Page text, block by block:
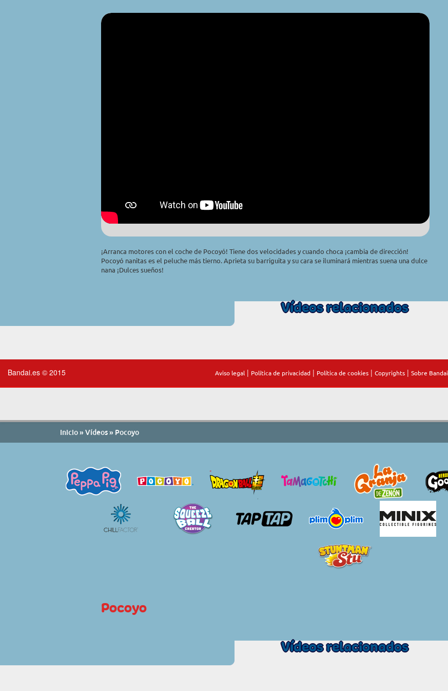
¡Arranca motores con el coche de Pocoyó! Tiene dos velocidades y cuando choca ¡cambia de dirección!
Pocoyó nanitas es el peluche más tierno. Aprieta su barriguita y su cara se iluminará mientras suena una dulce
nana ¡Dulces sueños!
Vídeos relacionados
Bandai.es © 2015 Aviso legal | Política de privacidad | Política de cookies | Copyrights | Sobre Bandai
Inicio» Vídeos» Pocoyo
Pocoyo
Vídeos relacionados